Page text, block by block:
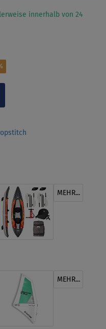
innerhalb von 24
MEHR...
MEHR...